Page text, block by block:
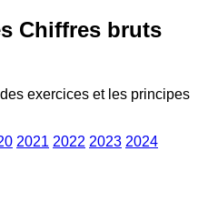
Chiffres bruts
exercices et les principes
2021 2022 2023 2024